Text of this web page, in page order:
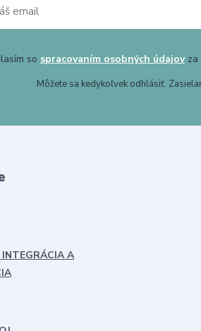
so spracovaním osobných údajovza
Môžete sa kedykoľvek odhlásiť.
A